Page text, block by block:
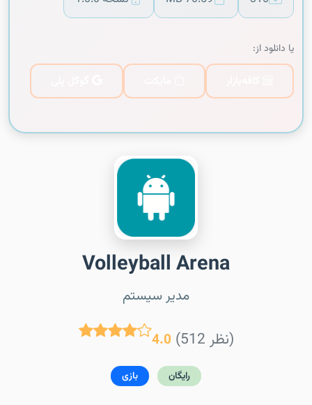
یا دانلود از:
Volleyball Arena
مدیر سیستم
4.0 (512 نظر)
رایگان بازی